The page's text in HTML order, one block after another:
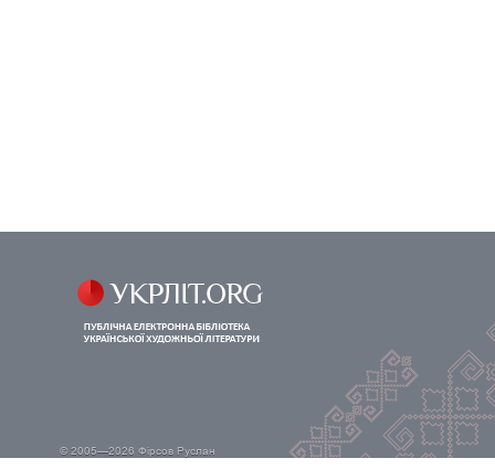
© 2005—2026 Фірсов Руслан